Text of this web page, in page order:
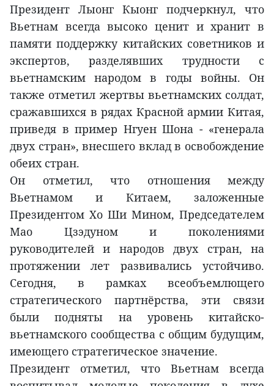
Президент Лыонг Кыонг подчеркнул, что
Вьетнам всегда высоко ценит и хранит в
памяти поддержку китайских советников и
экспертов, разделявших трудности с
вьетнамским народом в годы войны. Он
также отметил жертвы вьетнамских солдат,
сражавшихся в рядах Красной армии Китая,
приведя в пример Нгуен Шона - «генерала
двух стран», внесшего вклад в освобождение
обеих стран.
Он отметил, что отношения между
Вьетнамом и Китаем, заложенные
Президентом Хо Ши Мином, Председателем
Мао Цзэдуном и поколениями
руководителей и народов двух стран, на
протяжении лет развивались устойчиво.
Сегодня, в рамках всеобъемлющего
стратегического партнёрства, эти связи
были подняты на уровень китайско-
вьетнамского сообщества с общим будущим,
имеющего стратегическое значение.
Президент отметил, что Вьетнам всегда